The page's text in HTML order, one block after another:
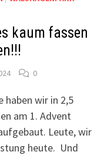
kaum fassen
0
wir in 2,5
am 1. Advent
Leute, wir
heute. Und